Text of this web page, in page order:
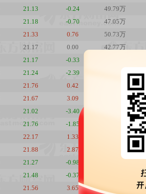
21.13 -0.24 49.79万
21.18 -0.70 47.05万
21.33 0.76 50.73万
21.17 0.00 42.77万
21.17 -0.33
21.24 -2.39
21.76 0.42
21.67 3.09
21.02 -3.40
21.76 -1.85
22.17 1.33
21.88 2.87
21.27 -0.98
21.48 -0.37
21.56 3.65